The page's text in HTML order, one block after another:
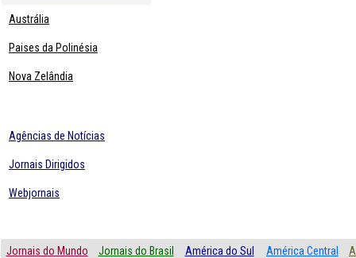
Austrália
Paises da Polinésia
Nova Zelândia
Agências de Notícias
Jornais Dirigidos
Webjornais
Jornais do Mundo Jornais do Brasil América do Sul América Central